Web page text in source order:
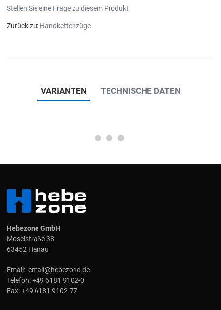
Stellen Sie eine Frage zu diesem Produkt
Zurück zu: Handkettenzüge
VARIANTEN TECHNISCHE DATEN
Hebezone GmbH
Moselstraße 38
63452 Hanau
Email: email@hebezone.de
Telefon:+49 6181 9102-0
Fax:+49 6181 9102-77